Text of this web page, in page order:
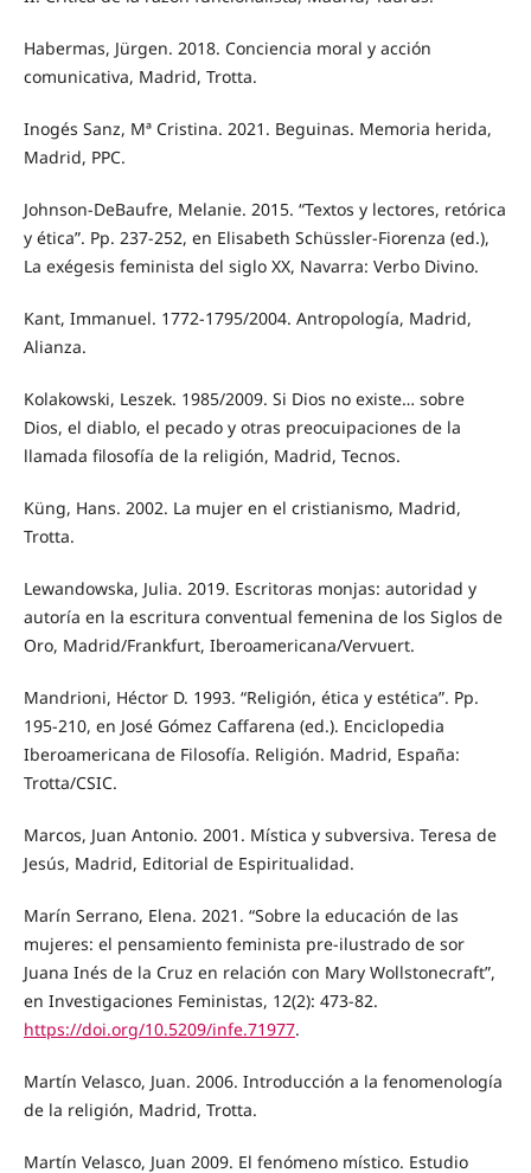
Habermas, Jürgen. 2018. Conciencia moral y acción
comunicativa, Madrid, Trotta.
Inogés Sanz, Mª Cristina. 2021. Beguinas. Memoria herida,
Madrid, PPC.
Johnson-DeBaufre, Melanie. 2015. “Textos y lectores, retórica
y ética”. Pp. 237-252, en Elisabeth Schüssler-Fiorenza (ed.),
La exégesis feminista del siglo XX, Navarra: Verbo Divino.
Kant, Immanuel. 1772-1795/2004. Antropología, Madrid,
Alianza.
Kolakowski, Leszek. 1985/2009. Si Dios no existe… sobre
Dios, el diablo, el pecado y otras preocuipaciones de la
llamada filosofía de la religión, Madrid, Tecnos.
Küng, Hans. 2002. La mujer en el cristianismo, Madrid,
Trotta.
Lewandowska, Julia. 2019. Escritoras monjas: autoridad y
autoría en la escritura conventual femenina de los Siglos de
Oro, Madrid/Frankfurt, Iberoamericana/Vervuert.
Mandrioni, Héctor D. 1993. “Religión, ética y estética”. Pp.
195-210, en José Gómez Caffarena (ed.). Enciclopedia
Iberoamericana de Filosofía. Religión. Madrid, España:
Trotta/CSIC.
Marcos, Juan Antonio. 2001. Mística y subversiva. Teresa de
Jesús, Madrid, Editorial de Espiritualidad.
Marín Serrano, Elena. 2021. “Sobre la educación de las
mujeres: el pensamiento feminista pre-ilustrado de sor
Juana Inés de la Cruz en relación con Mary Wollstonecraft”,
en Investigaciones Feministas, 12(2): 473-82.
https://doi.org/10.5209/infe.71977.
Martín Velasco, Juan. 2006. Introducción a la fenomenología
de la religión, Madrid, Trotta.
Martín Velasco, Juan 2009. El fenómeno místico. Estudio